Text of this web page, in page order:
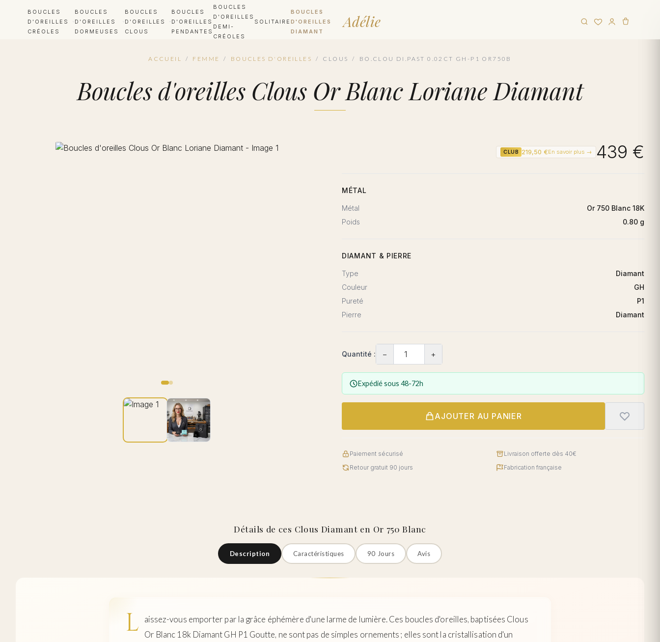
BOUCLES
D'OREILLES
CRÉOLES
BOUCLES
D'OREILLES
DORMEUSES
BOUCLES
D'OREILLES
CLOUS
BOUCLES
D'OREILLES
PENDANTES
BOUCLES
D'OREILLES
DEMI-
CRÉOLES
SOLITAIRE
BOUCLES
D'OREILLES
DIAMANT
Adélie
ACCUEIL / FEMME / BOUCLES D'OREILLES / CLOUS / BO.CLOU DI.PAST 0.02CT GH-P1 OR750B
Boucles d'oreilles Clous Or Blanc Loriane Diamant
CLUB 219,50 €En savoir plus → 439 €
MÉTAL
Métal
Or 750 Blanc 18K
Poids
0.80 g
DIAMANT & PIERRE
Type
Diamant
Couleur
GH
Pureté
P1
Pierre
Diamant
Quantité : − +
Expédié sous 48-72h
AJOUTER AU PANIER
Paiement sécurisé
Livraison offerte dès 40€
Retour gratuit 90 jours
Fabrication française
Détails de ces Clous Diamant en Or 750 Blanc
Description Caractéristiques 90 Jours Avis
L
aissez-vous emporter par la grâce éphémère d'une larme de lumière. Ces boucles d'oreilles, baptisées Clous
Or Blanc 18k Diamant GH P1 Goutte, ne sont pas de simples ornements ; elles sont la cristallisation d'un